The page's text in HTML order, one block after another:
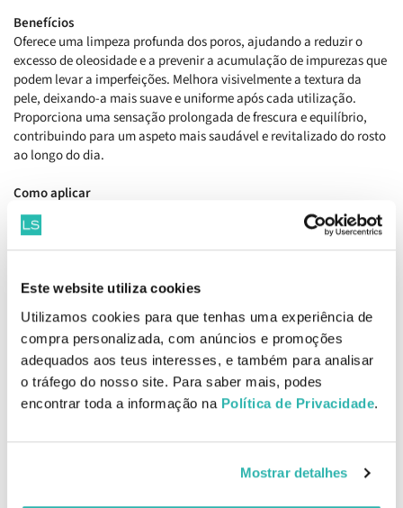
Este website utiliza cookies
Utilizamos cookies para que tenhas uma experiência de
compra personalizada, com anúncios e promoções
adequados aos teus interesses, e também para analisar
o tráfego do nosso site. Para saber mais, podes
encontrar toda a informação na Política de Privacidade.
Mostrar detalhes
Benefícios
Oferece uma limpeza profunda dos poros, ajudando a reduzir o
excesso de oleosidade e a prevenir a acumulação de impurezas que
podem levar a imperfeições. Melhora visivelmente a textura da
pele, deixando-a mais suave e uniforme após cada utilização.
Proporciona uma sensação prolongada de frescura e equilíbrio,
contribuindo para um aspeto mais saudável e revitalizado do rosto
ao longo do dia.
Como aplicar
Aplicar sobre o rosto húmido, massajar suavemente até formar
espuma e enxaguar abundantemente com água morna.
Water, Myristic Acid, Glycerin, Propylene Glycol, Potassium
Hydroxide, Lauric Acid, Palmitic Acid, Stearic Acid, Peg-75, Glyceryl
Stearate, Peg-100 Stearate, Salicylic Acid, Fragrance, Poloxamer
184, Phenoxyethanol, Butylene Glycol, Disodium EDTA, 1,2-
Hexanediol, Hydrogenated Lecithin, Ficus Carica (Fig) Fruit
Extract, Centella Asiatica Extract, Ulmus Davidiana Root Extract,
Amaranthus Caudatus Seed Extract, Undaria Pinnatifida Extract,
Sodium Bicarbonate, Oyster Shell Extract, Sea Silt Extract,